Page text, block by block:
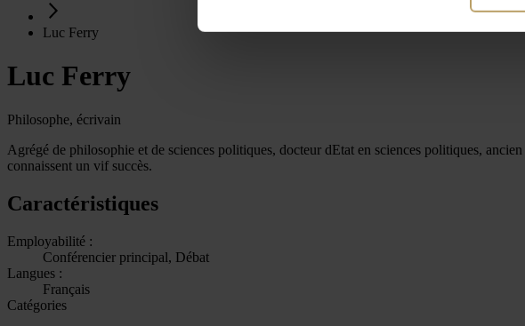
Luc Ferry
Luc Ferry
Philosophe, écrivain
Agrégé de philosophie et de sciences politiques, docteur dEtat en sciences politiques,
connaissent un vif succès.
Caractéristiques
Employabilité :
Conférencier principal, Débat
Langues :
Français
Catégories